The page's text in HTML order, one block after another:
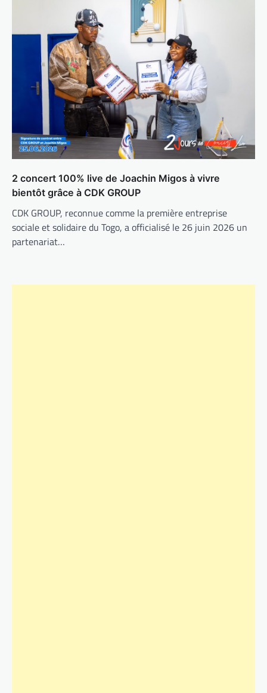
2 concert 100% live de Joachin Migos à vivre
bientôt grâce à CDK GROUP
CDK GROUP, reconnue comme la première entreprise
sociale et solidaire du Togo, a officialisé le 26 juin 2026 un
partenariat…